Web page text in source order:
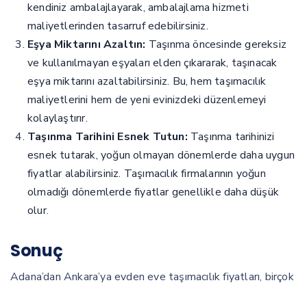
kendiniz ambalajlayarak, ambalajlama hizmeti
maliyetlerinden tasarruf edebilirsiniz.
Eşya Miktarını Azaltın: Taşınma öncesinde gereksiz
ve kullanılmayan eşyaları elden çıkararak, taşınacak
eşya miktarını azaltabilirsiniz. Bu, hem taşımacılık
maliyetlerini hem de yeni evinizdeki düzenlemeyi
kolaylaştırır.
Taşınma Tarihini Esnek Tutun: Taşınma tarihinizi
esnek tutarak, yoğun olmayan dönemlerde daha uygun
fiyatlar alabilirsiniz. Taşımacılık firmalarının yoğun
olmadığı dönemlerde fiyatlar genellikle daha düşük
olur.
Sonuç
Adana’dan Ankara’ya evden eve taşımacılık fiyatları, birçok